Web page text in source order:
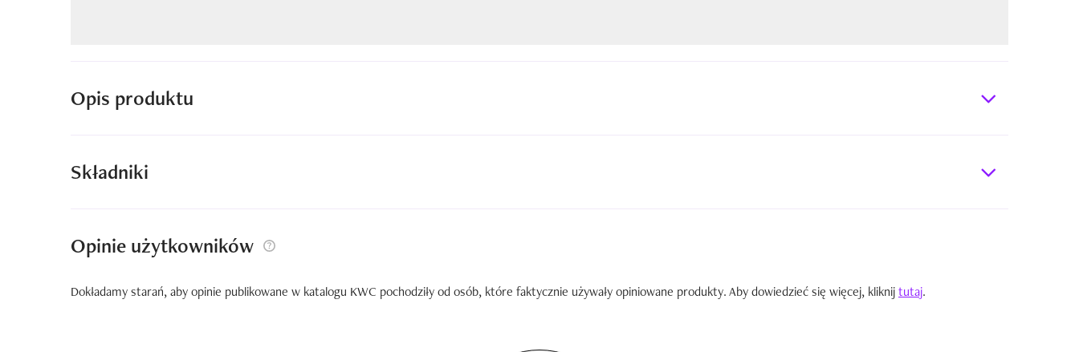
Opis produktu
Składniki
Opinie użytkowników
Dokładamy starań, aby opinie publikowane w katalogu KWC pochodziły od osób, które faktycznie używały opiniowane produkty. Aby dowiedzieć się więcej, kliknijtutaj.